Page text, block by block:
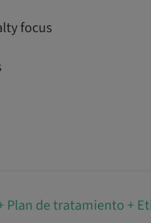
focus
Plan de tratamiento +